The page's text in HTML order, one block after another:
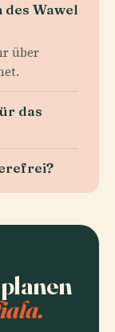
des Wawel
über
das